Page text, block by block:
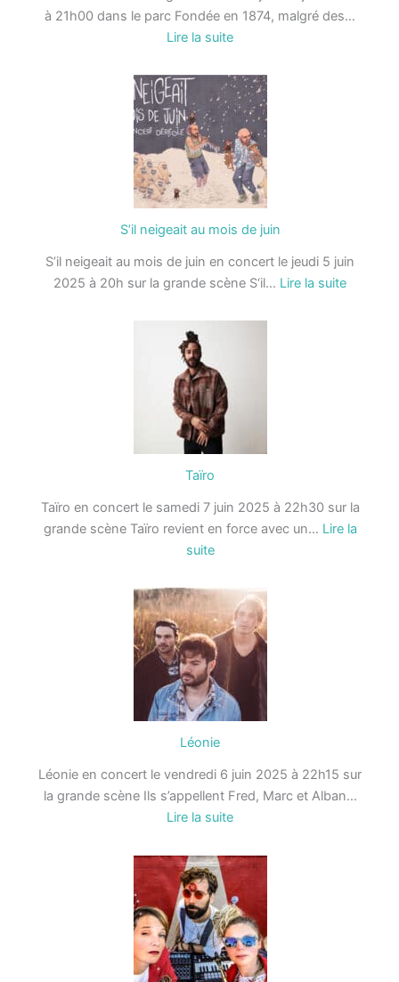
à 21h00 dans le parc Fondée en 1874, malgré des…
Lire la suite:
de
Meung
S’il neigeait au mois de juin
S’il neigeait au mois de juin en concert le jeudi 5 juin
2025 à 20h sur la grande scène S‘il… Lire la suite:
Taïro
Taïro en concert le samedi 7 juin 2025 à 22h30 sur la
grande scène Taïro revient en force avec un… Lire la
suite:
Léonie
Léonie en concert le vendredi 6 juin 2025 à 22h15 sur
la grande scène Ils s’appellent Fred, Marc et Alban…
Lire la suite: